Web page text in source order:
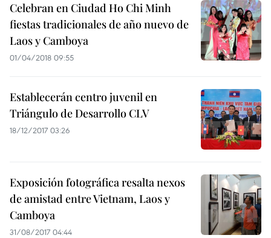
Celebran en Ciudad Ho Chi Minh
fiestas tradicionales de año nuevo de
Laos y Camboya
01/04/2018 09:55
Establecerán centro juvenil en
Triángulo de Desarrollo CLV
18/12/2017 03:26
Exposición fotográfica resalta nexos
de amistad entre Vietnam, Laos y
Camboya
31/08/2017 04:44